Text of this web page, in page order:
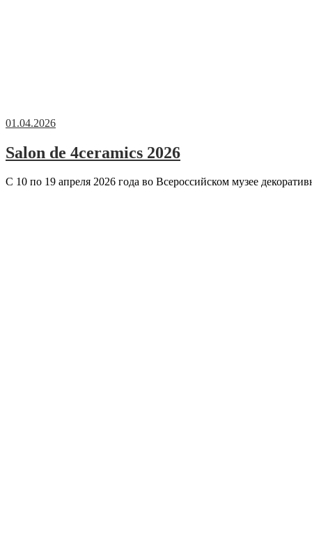
01.04.2026
Salon de 4ceramics 2026
С 10 по 19 апреля 2026 года во Всероссийском музее